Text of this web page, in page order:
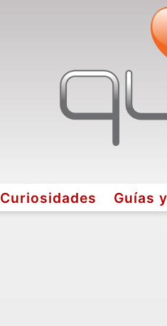
Curiosidades Guías